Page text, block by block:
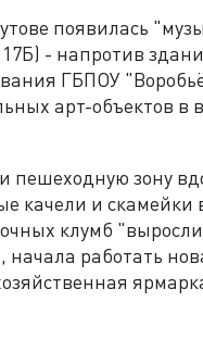
появилась
- напротив
ГБПОУ
арт-объектов
пешеходную зону
качели и
клумб
начала работать